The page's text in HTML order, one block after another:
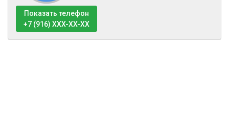
Показать телефон
+7 (916) XXX-XX-XX